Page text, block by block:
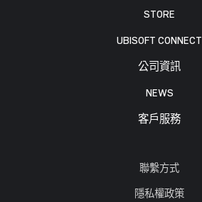
STORE
UBISOFT CONNECT
公司資訊
NEWS
客戶服務
聯繫方式
隱私權政策